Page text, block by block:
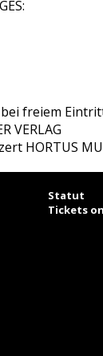
freiem
VERLAG
HORTUS
Statut
Tickets